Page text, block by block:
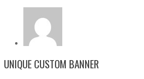
UNIQUE CUSTOM BANNER